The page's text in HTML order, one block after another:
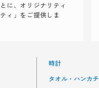
に、オリジナリティ
ィ」をご提供しま
時計
タオル・ハンカチ